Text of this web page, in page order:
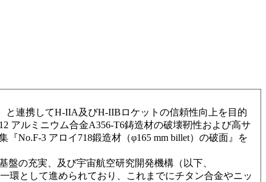
連携してH-IIA及びH-IIBロケットの信頼性向上を目的
アルミニウム合金A356-T6鋳造材の破壊靭性および高サ
No.F-3 アロイ718鍛造材（φ165 mm billet）の破面』を
の充実、及び宇宙航空研究開発機構（以下、
環として進められており、これまでにチタン合金やニッ